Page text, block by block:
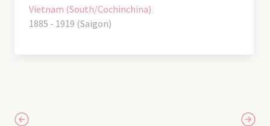
Vietnam (South/Cochinchina)
1885 - 1919 (Saigon)